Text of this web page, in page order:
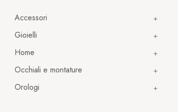
Accessori
Gioielli
Home
Occhiali e montature
Orologi